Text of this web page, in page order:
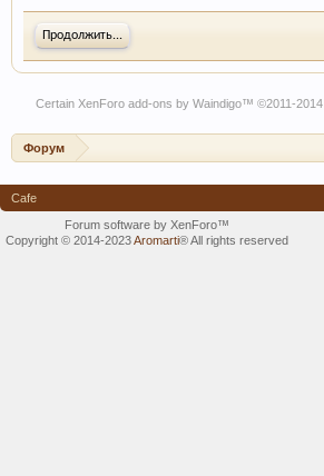
Продолжить...
Certain XenForo add-ons by Waindigo™ ©2011-2014
Форум
Cafe
Forum software by XenForo™
Copyright © 2014-2023Aromarti®All rights reserved